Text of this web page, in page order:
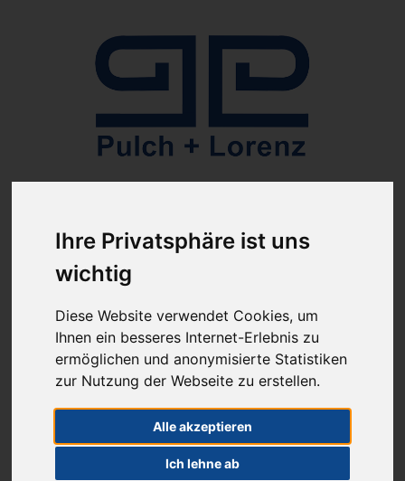
Ihre Privatsphäre ist uns
wichtig
Diese Website verwendet Cookies, um
Ihnen ein besseres Internet-Erlebnis zu
ermöglichen und anonymisierte Statistiken
zur Nutzung der Webseite zu erstellen.
Alle akzeptieren
Ich lehne ab
ab 100€ versandkostenfrei
(innerhalb Deutschlands)
Sie haben Fragen?
07641-9360300